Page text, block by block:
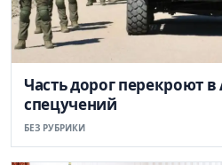
Часть дорог перекроют в
спецучений
БЕЗ РУБРИКИ